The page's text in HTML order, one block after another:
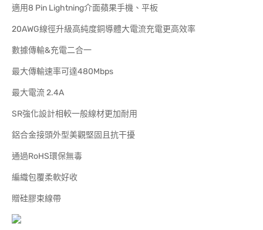
適用8 Pin Lightning介面蘋果手機、平板
20AWG線徑升級高純度銅導體大電流充電更高效率
數據傳輸&充電二合一
最大傳輸速率可達480Mbps
最大電流 2.4A
SR強化設計相較一般線材更加耐用
鋁合金接頭外型美觀堅固且抗干擾
通過RoHS環保無毒
編織包覆柔軟好收
贈硅膠束線帶